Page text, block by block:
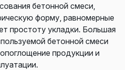
бетонной смеси,
форму, равномерные
простоту укладки. Большая
бетонной смеси
продукции и